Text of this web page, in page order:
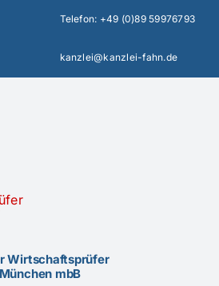
Telefon: +49 (0)89 59976793
kanzlei@kanzlei-fahn.de
Wirtschaftsprüfer
mbB